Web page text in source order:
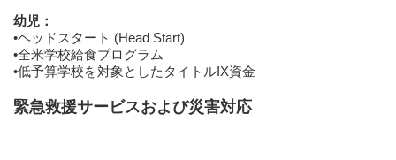
幼児：
•ヘッドスタート (Head Start)
•全米学校給食プログラム
•低予算学校を対象としたタイトルIX資金
緊急救援サービスおよび災害対応